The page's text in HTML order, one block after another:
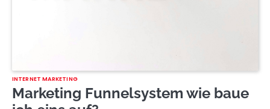
INTERNET MARKETING
Marketing Funnelsystem wie baue